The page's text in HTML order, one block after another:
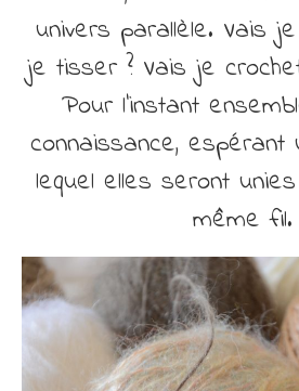
univers parallèle. Vais
je tisser ? Vais je
Pour l’instant
connaissance, espérant
lequel elles seront
même fil.